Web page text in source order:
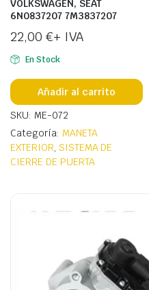
VOLKSWAGEN, SEAT
6N0837207 7M3837207
22,00 €+ IVA
En Stock
Añadir al carrito
SKU: ME-072
Categoría: MANETA
EXTERIOR, SISTEMA DE
CIERRE DE PUERTA